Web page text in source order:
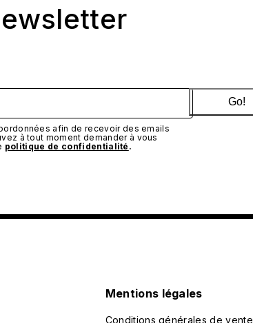
afin de recevoir des emails
à tout moment demander à vous
politique de confidentialité .
Go!
Mentions légales
Conditions générales de vente